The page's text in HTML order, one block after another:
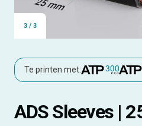
3 / 3
Te printen met:
ADS Sleeves |